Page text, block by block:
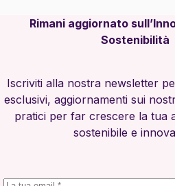
Rimani aggiornato
Sostenibilità
Iscriviti alla nostra newsletter
esclusivi, aggiornamenti sui
pratici per far crescere la tua
sostenibile e